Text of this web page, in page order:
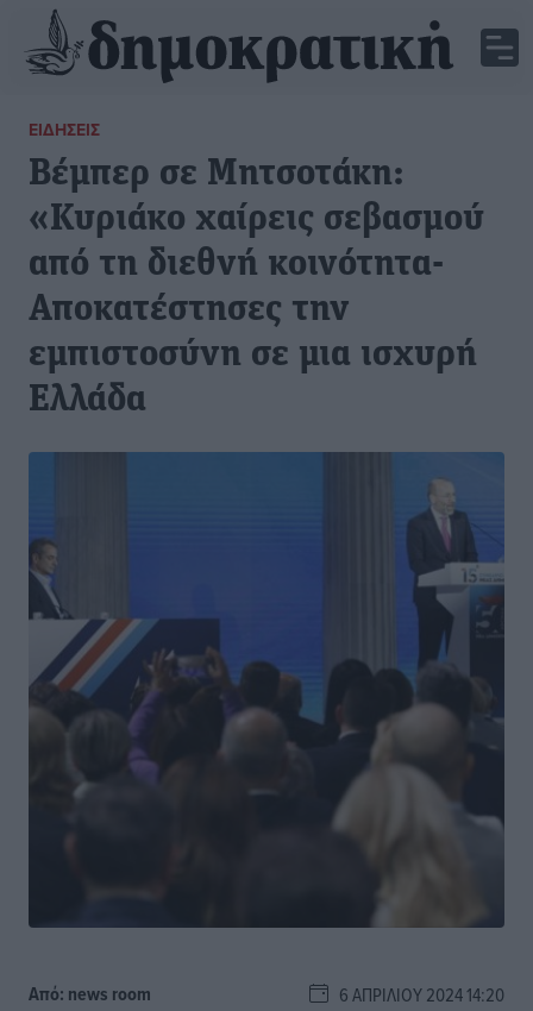
ΕΙΔΉΣΕΙΣ
Βέμπερ σε Μητσοτάκη:
«Κυριάκο χαίρεις σεβασμού
από τη διεθνή κοινότητα-
Αποκατέστησες την
εμπιστοσύνη σε μια ισχυρή
Ελλάδα
Από: news room 6 ΑΠΡΙΛΊΟΥ 2024 14:20